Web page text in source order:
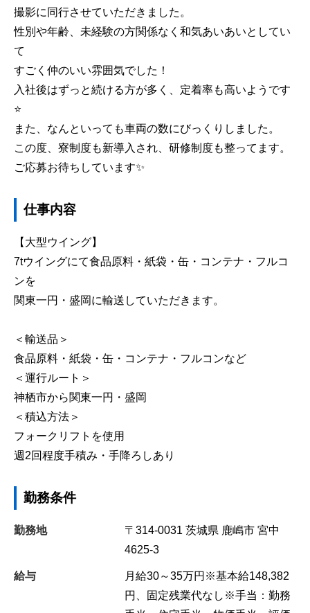
撮影に同行させていただきました。
性別や年齢、未経験の方関係なく和気あいあいとしてい
て
すごく仲のいい雰囲気でした！
入社後はずっと続ける方が多く、定着率も高いようです
⭐️
また、なんといっても車両の数にびっくりしました。
この度、寮制度も新導入され、研修制度も整ってます。
ご応募お待ちしています✨
仕事内容
【大型ウイング】
7tウイングにて食品原料・紙袋・缶・コンテナ・フルコ
ンを
関東一円・盛岡に輸送していただきます。
＜輸送品＞
食品原料・紙袋・缶・コンテナ・フルコンなど
＜運行ルート＞
神栖市から関東一円・盛岡
＜積込方法＞
フォークリフトを使用
週2回程度手積み・手降ろしあり
勤務条件
勤務地 〒314-0031 茨城県 鹿嶋市 宮中
4625-3
給与
月給30～35万円※基本給148,382
円、固定残業代なし※手当：勤務